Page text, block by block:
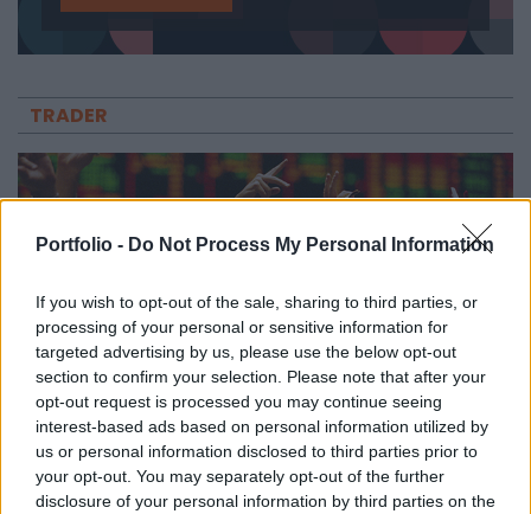
Portfolio - Do Not Process My Personal Information
If you wish to opt-out of the sale, sharing to third parties, or
processing of your personal or sensitive information for
targeted advertising by us, please use the below opt-out
section to confirm your selection. Please note that after your
opt-out request is processed you may continue seeing
interest-based ads based on personal information utilized by
us or personal information disclosed to third parties prior to
your opt-out. You may separately opt-out of the further
disclosure of your personal information by third parties on the
TRADER
DÍJMENTES ONLINE ELŐADÁS
Limit, Stop, vagy Piaci? Megbízások, amikkel